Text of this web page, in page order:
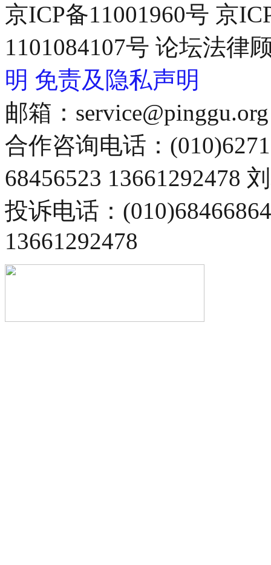
京ICP备11001960号 京
1101084107号 论坛法律
明 免责及隐私声明
邮箱：service@pinggu.org
合作咨询电话：
68456523 13661292478
投诉电话：
13661292478